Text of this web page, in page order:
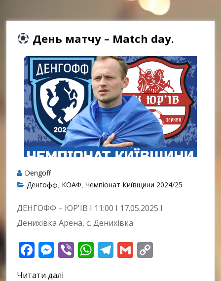
День матчу – Match day.
Dengoff
Денгофф КОАФ ,Чемпіонат Київщини 2024/25
ДЕНГОФФ – ЮР’ЇВ І 11:00 І 17.05.2025 І
Денихівка Арена, с. Денихівка
Facebook
Messenger
ViberWhatsApp
Telegram
Gmail
Читати далі